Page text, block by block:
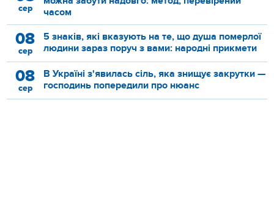
сер
часом
08
сер
5 знаків, які вказують на те, що душа померлої
людини зараз поруч з вами: народні прикмети
08
сер
В Україні з'явилась сіль, яка знищує закрутки —
господинь попередили про нюанс